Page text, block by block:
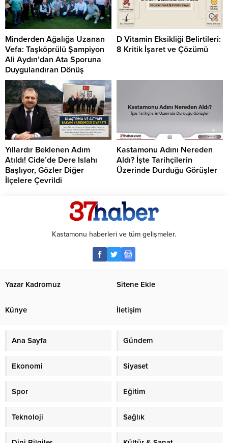
Minderden Ağalığa Uzanan
Vefa: Taşköprülü Şampiyon
Ali Aydın’dan Ata Sporuna
Duygulandıran Dönüş
D Vitamin Eksikliği Belirtileri:
8 Kritik İşaret ve Çözümü
Yıllardır Beklenen Adım
Atıldı! Cide’de Dere Islahı
Başlıyor, Gözler Diğer
İlçelere Çevrildi
Kastamonu Adını Nereden
Aldı? İşte Tarihçilerin
Üzerinde Durduğu Görüşler
Kastamonu haberleri ve tüm gelişmeler.
Yazar Kadromuz Sitene Ekle
Künye İletişim
Ana Sayfa Gündem
Ekonomi Siyaset
Spor Eğitim
Teknoloji Sağlık